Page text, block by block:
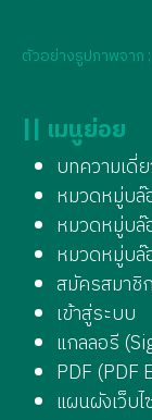
ตัวอย่างรูปภาพจาก
|| เมนูย่อย
บทความเดี่
หมวดหมู่บล๊
หมวดหมู่บล๊
หมวดหมู่บล๊
สมัครสมาชิก
เข้าสู่ระบบ
แกลลอรี
PDF (PDF
แผนผังเว็บ